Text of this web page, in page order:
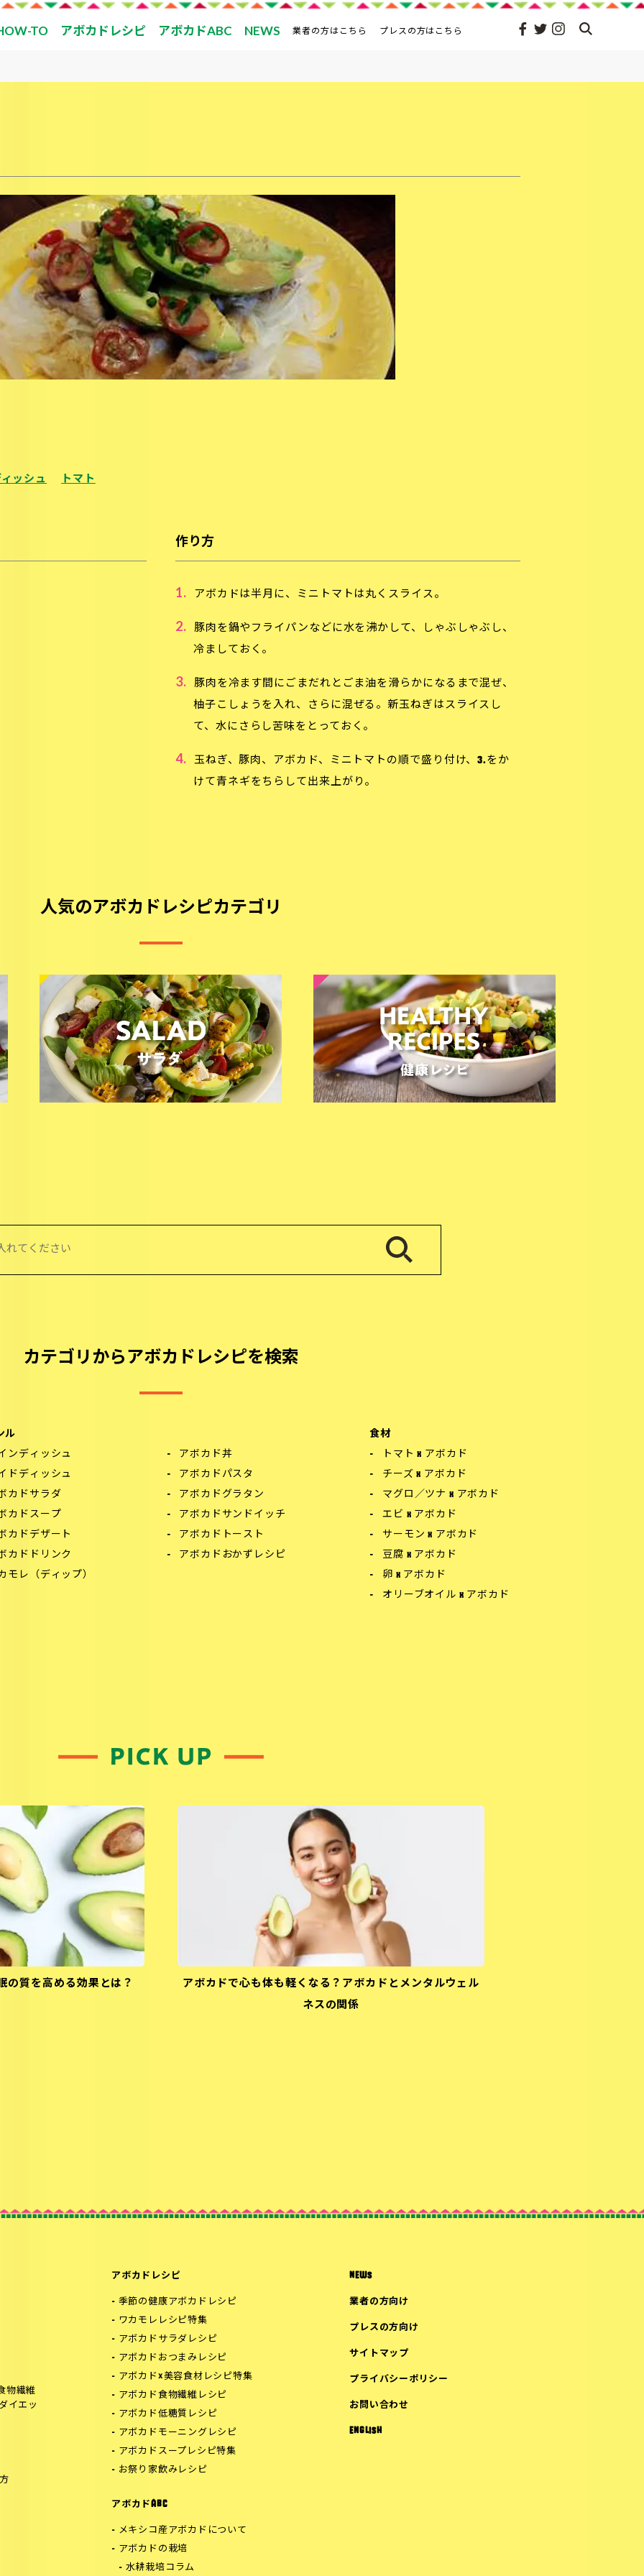
TO アボカドレシピ アボカドABC NEWS 業者の方はこちら プレスの方はこちら
ッシュ トマト
作り方
1. アボカドは半月に、ミニトマトは丸くスライス。
2.
豚肉を鍋やフライパンなどに水を沸かして、しゃぶしゃぶし、
冷ましておく。
3.
豚肉を冷ます間にごまだれとごま油を滑らかになるまで混ぜ、
柚子こしょうを入れ、さらに混ぜる。新玉ねぎはスライスし
て、水にさらし苦味をとっておく。
4.
玉ねぎ、豚肉、アボカド、ミニトマトの順で盛り付け、3.をか
けて青ネギをちらして出来上がり。
人気のアボカドレシピカテゴリ
カテゴリからアボカドレシピを検索
ル
ンディッシュ
ドディッシュ
カドサラダ
カドスープ
カドデザート
カドドリンク
モレ（ディップ）
アボカド丼
アボカドパスタ
アボカドグラタン
アボカドサンドイッチ
アボカドトースト
アボカドおかずレシピ
食材
トマト x アボカド
チーズ x アボカド
マグロ／ツナ x アボカド
エビ x アボカド
サーモン x アボカド
豆腐 x アボカド
卵 x アボカド
オリーブオイル x アボカド
の質を高める効果とは？
アボカドで心も体も軽くなる？アボカドとメンタルウェル
ネスの関係
物繊維
イエッ
アボカドレシピ
季節の健康アボカドレシピ
ワカモレレシピ特集
アボカドサラダレシピ
アボカドおつまみレシピ
アボカド×美容食材レシピ特集
アボカド食物繊維レシピ
アボカド低糖質レシピ
アボカドモーニングレシピ
アボカドスープレシピ特集
お祭り家飲みレシピ
アボカドABC
メキシコ産アボカドについて
アボカドの栽培
水耕栽培コラム
NEWS
業者の方向け
プレスの方向け
サイトマップ
プライバシーポリシー
お問い合わせ
ENGLISH